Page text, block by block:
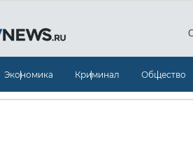
Экономика Криминал Общество